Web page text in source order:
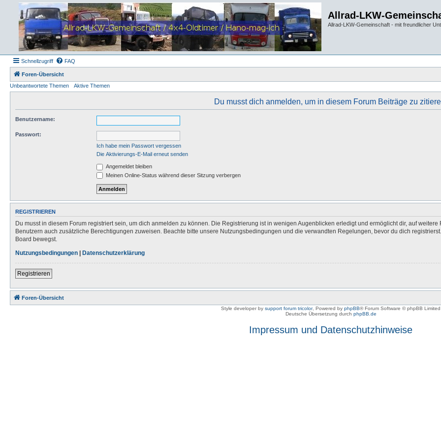
Allrad-LKW-
Allrad-LKW-Gemeinschaft - mit freundlicher
Schnellzugriff FAQ
Foren-Übersicht
Unbeantwortete Themen
Aktive Themen
Du musst dich anmelden, um in diesem Forum Beiträge zu
Benutzername:
Passwort:
Ich habe mein Passwort vergessen
Die Aktivierungs-E-Mail erneut senden
Angemeldet bleiben
Meinen Online-Status während dieser Sitzung verbergen
REGISTRIEREN
Du musst in diesem Forum registriert sein, um dich anmelden zu können. Die Registrierung ist in wenigen Augenblicken erledigt und ermöglicht dir, auf
Benutzern auch zusätzliche Berechtigungen zuweisen. Beachte bitte unsere Nutzungsbedingungen und die verwandten Regelungen, bevor du dich
Board bewegst.
Nutzungsbedingungen | Datenschutzerklärung
Registrieren
Foren-Übersicht
Style developer by support forum tricolor, Powered by phpBB® Forum Software © phpBB Limited
Deutsche Übersetzung durch phpBB.de
Impressum und Datenschutzhinweise